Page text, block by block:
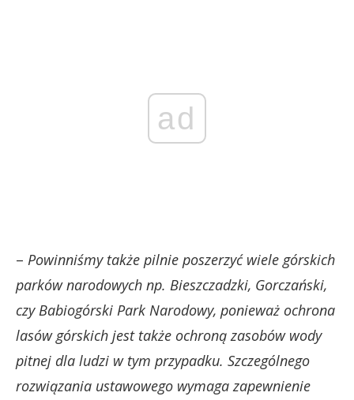
ad
– Powinniśmy także pilnie poszerzyć wiele górskich
parków narodowych np. Bieszczadzki, Gorczański,
czy Babiogórski Park Narodowy, ponieważ ochrona
lasów górskich jest także ochroną zasobów wody
pitnej dla ludzi w tym przypadku. Szczególnego
rozwiązania ustawowego wymaga zapewnienie